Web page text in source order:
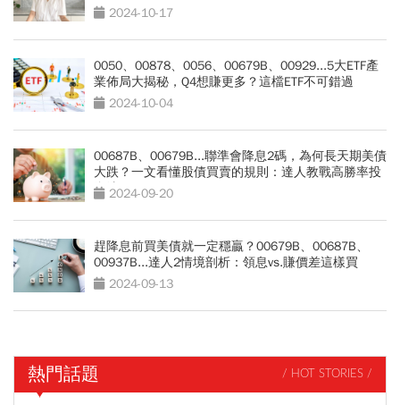
2024-10-17
0050、00878、0056、00679B、00929...5大ETF產
業佈局大揭秘，Q4想賺更多？這檔ETF不可錯過
2024-10-04
00687B、00679B...聯準會降息2碼，為何長天期美債
大跌？一文看懂股債買賣的規則：達人教戰高勝率投
資法2024-09-20
趕降息前買美債就一定穩贏？00679B、00687B、
00937B...達人2情境剖析：領息vs.賺價差這樣買
2024-09-13
熱門話題 / HOT STORIES /